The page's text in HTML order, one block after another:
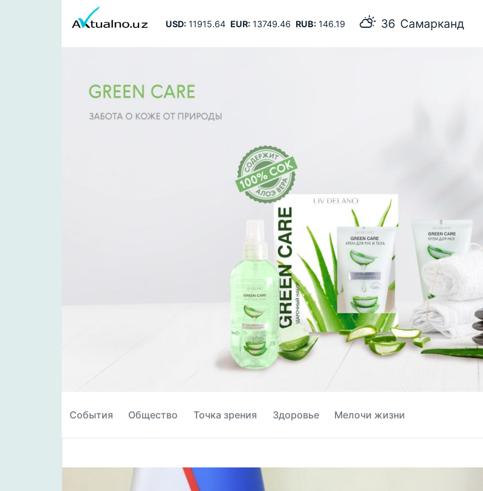
USD:11915.64 EUR:13749.46 RUB:146.19 36 Самарканд
События Общество Точка зрения Здоровье Мелочи жизни